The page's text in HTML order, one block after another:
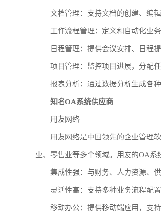
文档管理：支持文档的创建、编
工作流程管理：定义和自动化业
日程管理：提供会议安排、日程
项目管理：监控项目进展，分配
报表分析：通过数据分析生成各
知名OA系统供应商
用友网络
用友网络是中国领先的企业管理
业、零售业等多个领域。用友的OA系
集成性强：与财务、人力资源、
灵活性高：支持多种业务流程配
移动办公：提供移动端应用，支持